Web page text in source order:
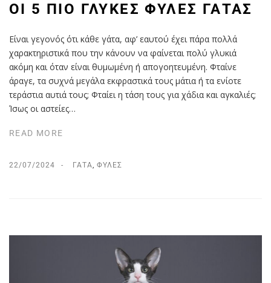
ΟΙ 5 ΠΙΟ ΓΛΥΚΈΣ ΦΥΛΈΣ ΓΆΤΑΣ
Είναι γεγονός ότι κάθε γάτα, αφ’ εαυτού έχει πάρα πολλά
χαρακτηριστικά που την κάνουν να φαίνεται πολύ γλυκιά
ακόμη και όταν είναι θυμωμένη ή απογοητευμένη. Φταίνε
άραγε, τα συχνά μεγάλα εκφραστικά τους μάτια ή τα ενίοτε
τεράστια αυτιά τους; Φταίει η τάση τους για χάδια και αγκαλιές;
Ίσως οι αστείες…
READ MORE
22/07/2024 ΓΆΤΑ, ΦΥΛΈΣ